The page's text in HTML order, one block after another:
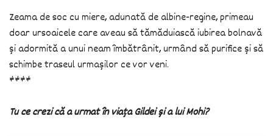
Zeama de soc cu miere, adunată de albine-regine, primeau
doar ursoaicele care aveau să tămăduiască iubirea bolnavă
și adormită a unui neam îmbătrânit, urmând să purifice și să
schimbe traseul urmașilor ce vor veni.
****
Tu ce crezi că a urmat în viața Gildei și a lui Mohi?